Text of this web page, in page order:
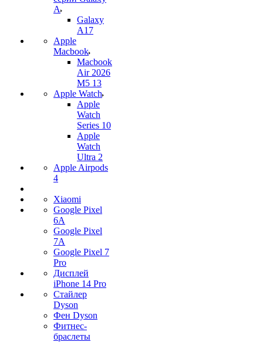
A
Galaxy
A17
Apple
Macbook
Macbook
Air 2026
M5 13
Apple Watch
Apple
Watch
Series 10
Apple
Watch
Ultra 2
Apple Airpods
4
Xiaomi
Google Pixel
6A
Google Pixel
7А
Google Pixel 7
Pro
Дисплей
iPhone 14 Pro
Стайлер
Dyson
Фен Dyson
Фитнес-
браслеты